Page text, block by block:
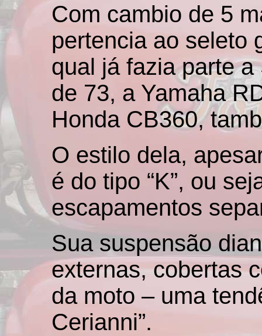
Com cambio de 5
pertencia ao seleto
qual já fazia parte
de 73, a Yamaha
Honda CB360,
O estilo dela,
é do tipo “K”, ou
escapamentos
Sua suspensão
externas, cobertas
da moto – uma
Cerianni”.